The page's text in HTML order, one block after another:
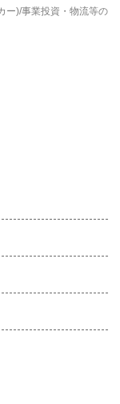
ー)/事業投資・物流等の